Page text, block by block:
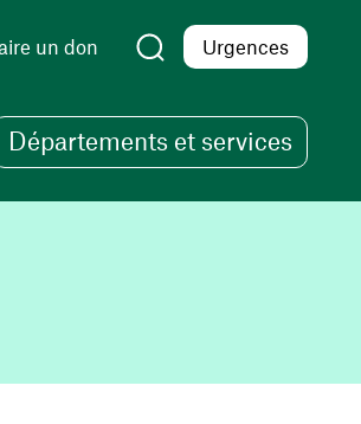
un don Urgences
Départements et services